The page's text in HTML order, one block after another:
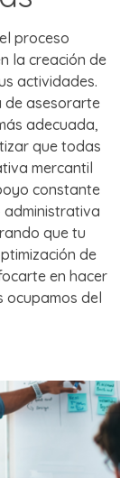
proceso
la creación de
actividades.
de asesorarte
adecuada,
que todas
mercantil
constante
administrativa
que tu
de
en hacer
ocupamos del